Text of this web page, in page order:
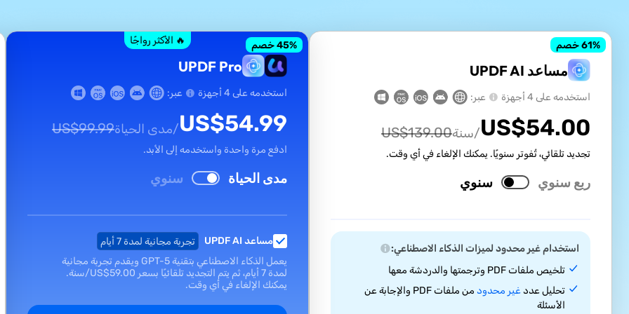
مساعد UPDF AI
61% خصم
استخدمه على 4 أجهزة عبر:
US$54.00 /سنة US$139.00
تجديد تلقائي، تُفوتر سنويًا. يمكنك الإلغاء في أي وقت.
سنوي ربع سنوي
استخدام غير محدود لميزات الذكاء الاصطناعي:
تلخيص ملفات PDF وترجمتها والدردشة معها
تحليل عدد غير محدود
من ملفات PDF والإجابة عن
الأسئلة
🔥 الأكثر رواجًا
UPDF Pro
45% خصم
استخدمه على 4 أجهزة عبر:
US$54.99 /مدى الحياة US$99.99
ادفع مرة واحدة واستخدمه إلى الأبد.
سنوي مدى الحياة
مساعد UPDF AI
تجربة مجانية لمدة 7 أيام
يعمل الذكاء الاصطناعي بتقنية GPT-5 ويقدم تجربة مجانية
لمدة 7 أيام، ثم يتم التجديد تلقائيًا بسعر
US$59.00
/سنة.
يمكنك الإلغاء في أي وقت.